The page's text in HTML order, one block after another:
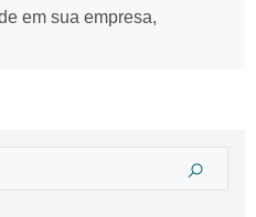
em sua empresa,